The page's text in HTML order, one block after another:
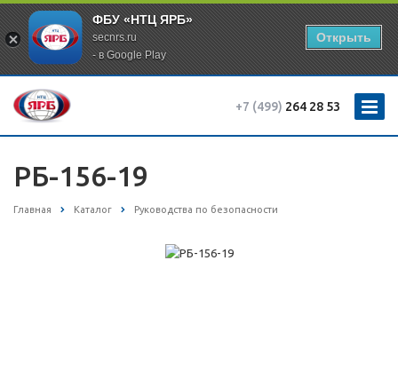
ФБУ «НТЦ ЯРБ»
secnrs.ru
- в Google Play
Открыть
+7 (499) 264 28 53
РБ-156-19
Главная Каталог Руководства по безопасности